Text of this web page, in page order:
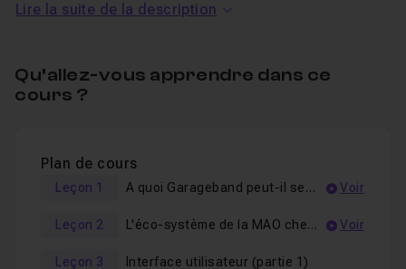
formation Apprendre la MAO
Nous explorerons la
connectant facilement un
Nous verrons comment éditer une piste Midi , créer,
instruments virtuels de typeVSTou de générer des
Lire la suite de la description
Qu’allez-vous apprendre dans ce
cours ?
Plan de cours
Leçon 1 A quoi Garageband peut-il servir ? Voir
Leçon 2 L'éco-système de la MAO chez Apple Voir
Leçon 3 Interface utilisateur (partie 1)